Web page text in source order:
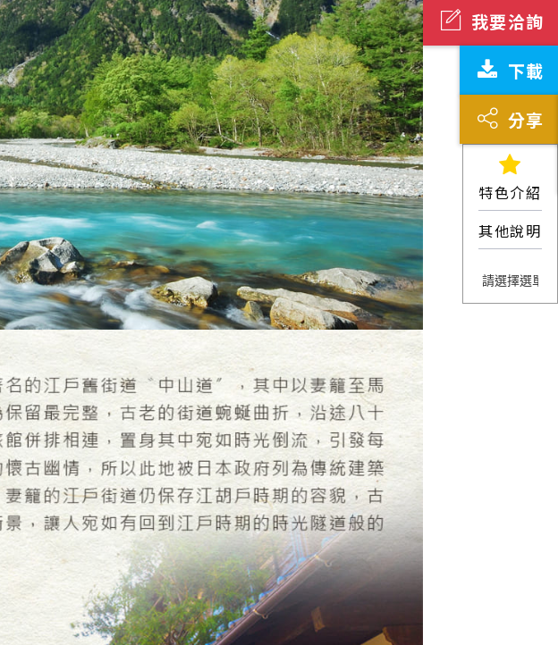
我要洽詢
下載
分享
特色介紹
其他說明